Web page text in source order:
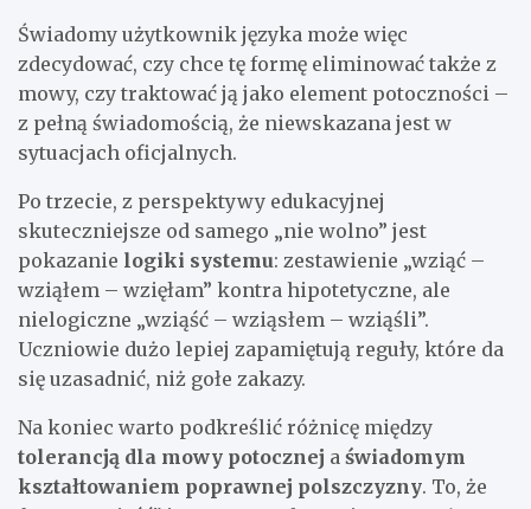
Świadomy użytkownik języka może więc
zdecydować, czy chce tę formę eliminować także z
mowy, czy traktować ją jako element potoczności –
z pełną świadomością, że niewskazana jest w
sytuacjach oficjalnych.
Po trzecie, z perspektywy edukacyjnej
skuteczniejsze od samego „nie wolno” jest
pokazanie logiki systemu: zestawienie „wziąć –
wziąłem – wzięłam” kontra hipotetyczne, ale
nielogiczne „wziąść – wziąsłem – wziąśli”.
Uczniowie dużo lepiej zapamiętują reguły, które da
się uzasadnić, niż gołe zakazy.
Na koniec warto podkreślić różnicę między
tolerancją dla mowy potocznej a świadomym
kształtowaniem poprawnej polszczyzny. To, że